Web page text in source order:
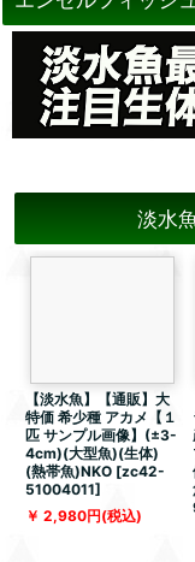
淡水
【淡水魚】【通販】大
特価 希少種 アカメ【１
匹 サンプル画像】(±3-
4cm)(大型魚)(生体)
(熱帯魚)NKO [zc42-
51004011]
2,980円(税込)